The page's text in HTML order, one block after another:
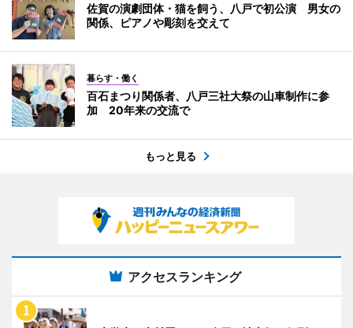
佐賀の演劇団体・猫を飼う、八戸で初公演 男女の
関係、ピアノや彫刻を交えて
暮らす・働く
百石まつり関係者、八戸三社大祭の山車制作に参
加 20年来の交流で
もっと見る
アクセスランキング